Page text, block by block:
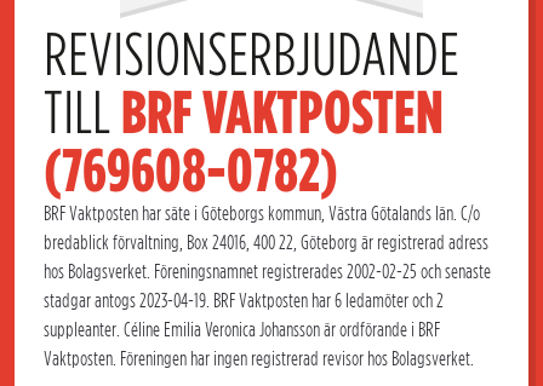
REVISIONSERBJUDANDE
TILL BRF VAKTPOSTEN
(769608-0782)
BRF Vaktposten har säte i Göteborgs kommun, Västra Götalands län. C/o
bredablick förvaltning, Box 24016, 400 22, Göteborg är registrerad adress
hos Bolagsverket. Föreningsnamnet registrerades 2002-02-25 och senaste
stadgar antogs 2023-04-19. BRF Vaktposten har 6 ledamöter och 2
suppleanter. Céline Emilia Veronica Johansson är ordförande i BRF
Vaktposten. Föreningen har ingen registrerad revisor hos Bolagsverket.